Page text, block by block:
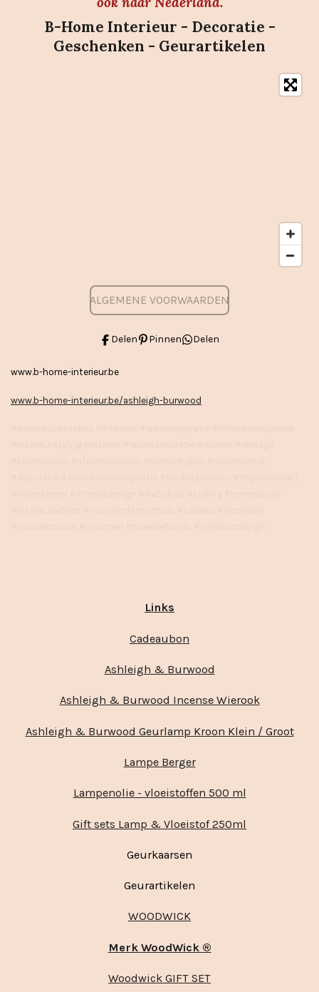
B-Home Interieur - Decoratie -
Geschenken - Geurartikelen
ALGEMENE VOORWAARDEN
Delen Pinnen Delen
www.b-home-interieur.be
www.b-home-interieur.be/ashleigh-burwood
Links
Cadeaubon
Ashleigh & Burwood
Ashleigh & Burwood Incense Wierook
Ashleigh & Burwood Geurlamp Kroon Klein / Groot
Lampe Berger
Lampenolie - vloeistoffen 500 ml
Gift sets Lamp & Vloeistof 250ml
Geurkaarsen
Geurartikelen
WOODWICK
Merk WoodWick ®
Woodwick GIFT SET